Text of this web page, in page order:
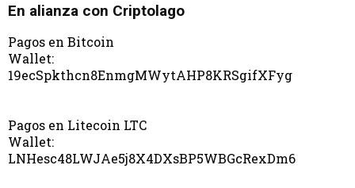
En alianza con Criptolago
Pagos en Bitcoin
Wallet:
19ecSpkthcn8EnmgMWytAHP8KRSgifXFyg
Pagos en Litecoin LTC
Wallet:
LNHesc48LWJAe5j8X4DXsBP5WBGcRexDm6